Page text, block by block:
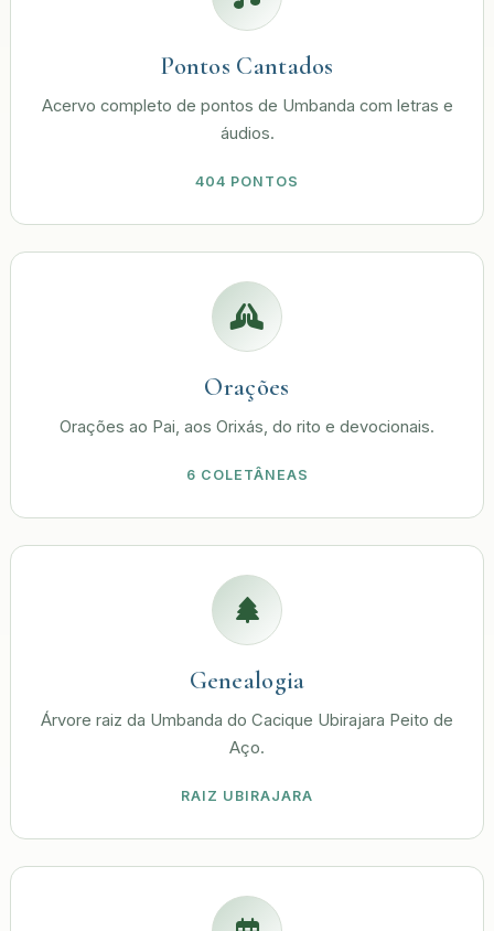
Pontos Cantados
Acervo completo de pontos de Umbanda com letras e
áudios.
404 PONTOS
Orações
Orações ao Pai, aos Orixás, do rito e devocionais.
6 COLETÂNEAS
Genealogia
Árvore raiz da Umbanda do Cacique Ubirajara Peito de
Aço.
RAIZ UBIRAJARA